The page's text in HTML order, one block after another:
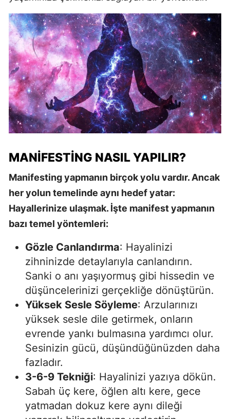
MANIFESTING NASIL YAPILIR?
Manifesting yapmanın birçok yolu vardır. Ancak
her yolun temelinde aynı hedef yatar:
Hayallerinize ulaşmak. İşte manifest yapmanın
bazı temel yöntemleri:
Gözle Canlandırma: Hayalinizi
zihninizde detaylarıyla canlandırın.
Sanki o anı yaşıyormuş gibi hissedin ve
düşüncelerinizi gerçekliğe dönüştürün.
Yüksek Sesle Söyleme: Arzularınızı
yüksek sesle dile getirmek, onların
evrende yankı bulmasına yardımcı olur.
Sesinizin gücü, düşündüğünüzden daha
fazladır.
3-6-9 Tekniği: Hayalinizi yazıya dökün.
Sabah üç kere, öğlen altı kere, gece
yatmadan dokuz kere aynı dileği